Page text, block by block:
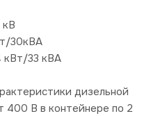
кВ
30кВА
кВт/33 кВА
дизельной
400 В в контейнере по 2